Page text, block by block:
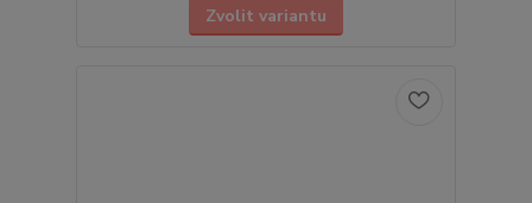
Zvolit variantu